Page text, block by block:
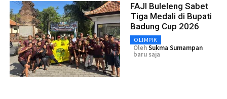
FAJI Buleleng Sabet
Tiga Medali di Bupati
Badung Cup 2026
OLIMPIK
OlehSukma Sumampan
baru saja